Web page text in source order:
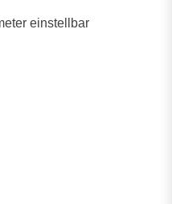
einstellbar